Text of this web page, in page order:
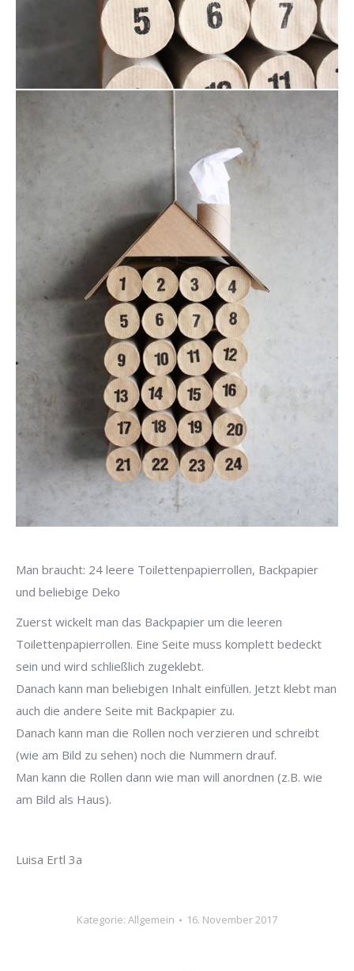
Man braucht: 24 leere Toilettenpapierrollen, Backpapier
und beliebige Deko
Zuerst wickelt man das Backpapier um die leeren
Toilettenpapierrollen. Eine Seite muss komplett bedeckt
sein und wird schließlich zugeklebt.
Danach kann man beliebigen Inhalt einfüllen. Jetzt klebt man
auch die andere Seite mit Backpapier zu.
Danach kann man die Rollen noch verzieren und schreibt
(wie am Bild zu sehen) noch die Nummern drauf.
Man kann die Rollen dann wie man will anordnen (z.B. wie
am Bild als Haus).
Luisa Ertl 3a
Kategorie: Allgemein 16. November 2017